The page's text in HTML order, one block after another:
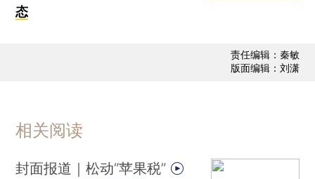
态
责任编辑：秦敏
版面编辑：刘潇
相关阅读
封面报道｜松动“苹果税”